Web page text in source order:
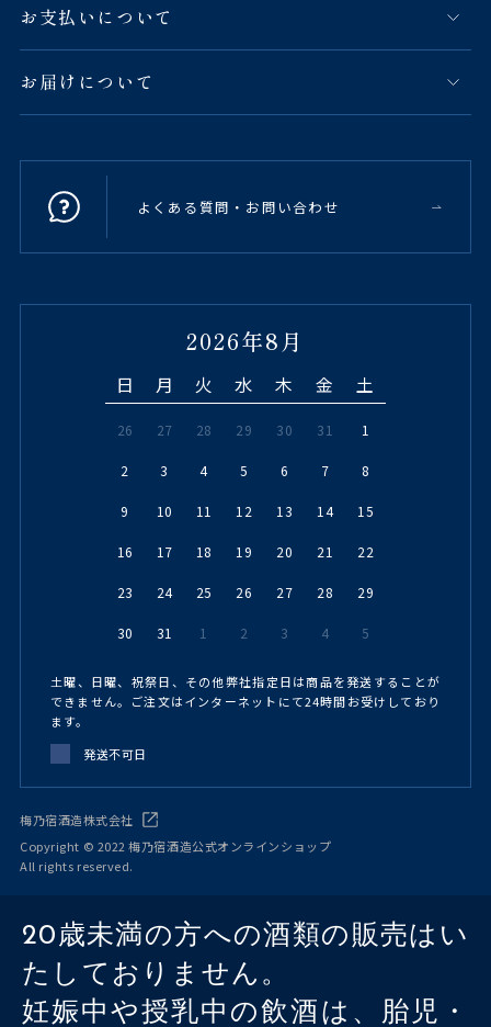
お支払いについて
お届けについて
よくある質問・お問い合わせ
2026年8月
日 月 火 水 木 金 土
26 27 28 29 30 31 1
2 3 4 5 6 7 8
9 10 11 12 13 14 15
16 17 18 19 20 21 22
23 24 25 26 27 28 29
30 31 1 2 3 4 5
土曜、日曜、祝祭日、その他弊社指定日は商品を発送することが
できません。ご注文はインターネットにて24時間お受けしており
ます。
発送不可日
梅乃宿酒造株式会社
Copyright © 2022 梅乃宿酒造公式オンラインショップ
All rights reserved.
20歳未満の方への酒類の販売はい
たしておりません。
妊娠中や授乳中の飲酒は、胎児・